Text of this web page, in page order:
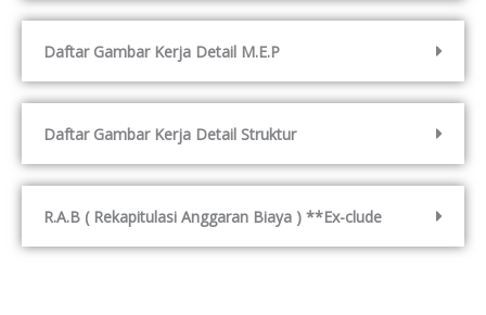
Daftar Gambar Kerja Detail M.E.P
Daftar Gambar Kerja Detail Struktur
R.A.B ( Rekapitulasi Anggaran Biaya ) **Ex-clude